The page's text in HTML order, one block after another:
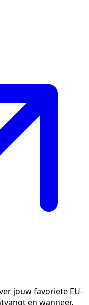
jouw favoriete EU-
en wanneer.